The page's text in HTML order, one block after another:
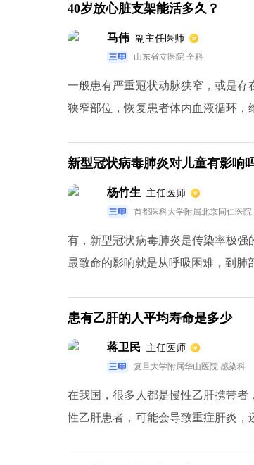
常，应尽快处理。（3）过敏反应，
菌群产生的维生素K有抑制作用。若
凝聚有抑制作用，使得出血倾向加
致菌群失调，从而使得机体缺乏维
使用时，可能会导致双硫仑样反应，
40岁放心脏支架能活多久？
马伟 副主任医师
山东省立医院 全科
一般患有严重冠状动脉狭窄，或是
狭窄部位，恢复患者体内血液循环
新型冠状病毒肺炎对儿童有影响
杨竹生 主任医师
首都医科大学附属北京同仁医院
有，新型冠状病毒肺炎是传染率极
最致命的影响就是从呼吸困难，到肺
患有乙肝的人平均寿命是多少
蒋卫民 主任医师
复旦大学附属华山医院 感染科
在我国，很多人都是慢性乙肝携带
性乙肝患者，可能会导致重症肝炎